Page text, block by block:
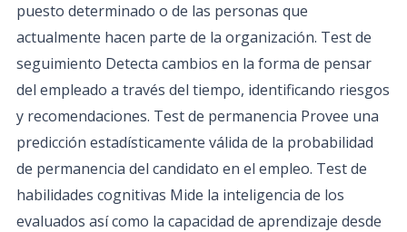
puesto determinado o de las personas que
actualmente hacen parte de la organización. Test de
seguimiento Detecta cambios en la forma de pensar
del empleado a través del tiempo, identificando riesgos
y recomendaciones. Test de permanencia Provee una
predicción estadísticamente válida de la probabilidad
de permanencia del candidato en el empleo. Test de
habilidades cognitivas Mide la inteligencia de los
evaluados así como la capacidad de aprendizaje desde